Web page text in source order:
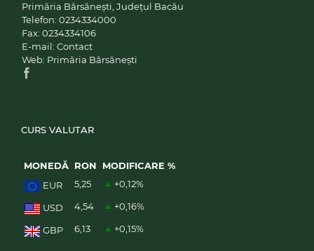
Primăria Bârsănești, Județul Bacău
Telefon: 0234334000
Fax: 0234334106
E-mail: Contact
Web: Primăria Bârsănești
CURS VALUTAR
MONEDĂ RON
MODIFICARE %
EUR
5,25 +0,12%
USD 4,54 +0,16%
GBP 6,13 +0,15%